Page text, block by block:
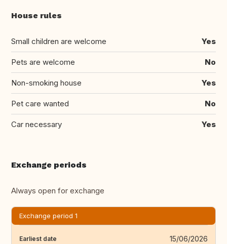
House rules
Small children are welcome Yes
Pets are welcome No
Non-smoking house Yes
Pet care wanted No
Car necessary Yes
Exchange periods
Always open for exchange
Exchange period 1
Earliest date 15/06/2026